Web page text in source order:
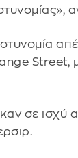
Street,
σε ισχύ